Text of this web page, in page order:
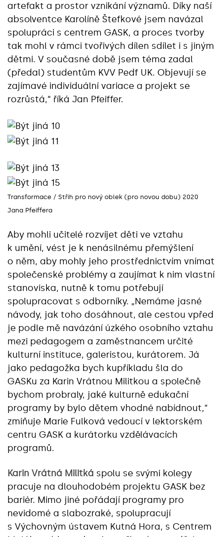
artefakt a prostor vznikání významů. Díky naší
absolventce Karolíně Štefkové jsem navázal
spolupráci s centrem GASK, a proces tvorby
tak mohl v rámci tvořivých dílen sdílet i s jiným
dětmi. V současné době jsem téma zadal
(předal) studentům KVV Pedf UK. Objevují se
zajímavé individuální variace a projekt se
rozrůstá,“ říká Jan Pfeiffer.
Transformace / Střih pro nový oblek (pro novou dobu) 2020
Jana Pfeiffera
Aby mohli učitelé rozvíjet děti ve vztahu
k umění, vést je k nenásilnému přemýšlení
o něm, aby mohly jeho prostřednictvím vnímat
společenské problémy a zaujímat k nim vlastní
stanoviska, nutně k tomu potřebují
spolupracovat s odborníky. „Nemáme jasné
návody, jak toho dosáhnout, ale cestou vpřed
je podle mě navázání úzkého osobního vztahu
mezi pedagogem a zaměstnancem určité
kulturní instituce, galeristou, kurátorem. Já
jako pedagožka bych kupříkladu šla do
GASKu za Karin Vrátnou Militkou a společně
bychom probraly, jaké kulturně edukační
programy by bylo dětem vhodné nabídnout,“
zmiňuje Marie Fulková vedoucí v lektorském
centru GASK a kurátorku vzdělávacích
programů.
Karin Vrátná Militká spolu se svými kolegy
pracuje na dlouhodobém projektu GASK bez
bariér. Mimo jiné pořádají programy pro
nevidomé a slabozraké, spolupracují
s Výchovným ústavem Kutná Hora, s Centrem